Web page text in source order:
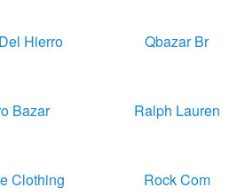
Hierro Qbazar Br
Bazar Ralph Lauren
Clothing Rock Com